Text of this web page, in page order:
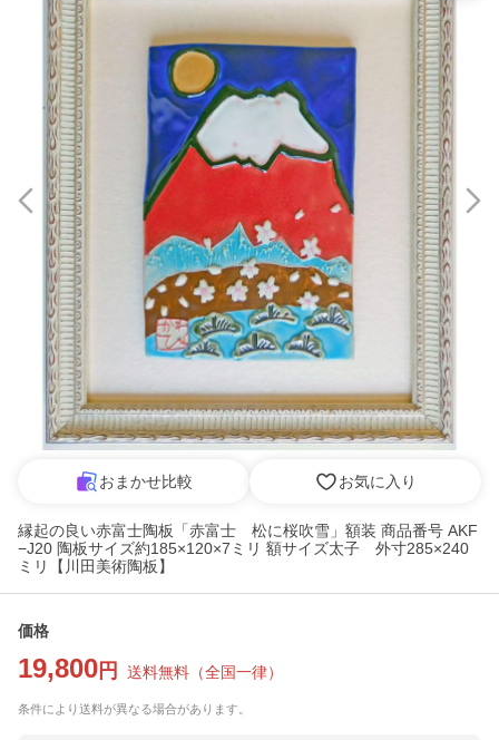
おまかせ比較 お気に入り
縁起の良い赤富士陶板「赤富士 松に桜吹雪」額装 商品番号 AKF
−J20 陶板サイズ約185×120×7ミリ 額サイズ太子 外寸285×240
ミリ【川田美術陶板】
価格
19,800 円 送料無料 （全国一律）
条件により送料が異なる場合があります。